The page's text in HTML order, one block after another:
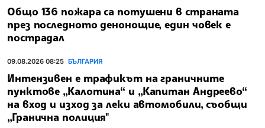
Общо 136 пожара са потушени в страната
през последното денонощие, един човек е
пострадал
09.08.2026 08:25 БЪЛГАРИЯ
Интензивен е трафикът на граничните
пунктове „Калотина“ и „Капитан Андреево“
на вход и изход за леки автомобили, съобщи
„Гранична полиция"